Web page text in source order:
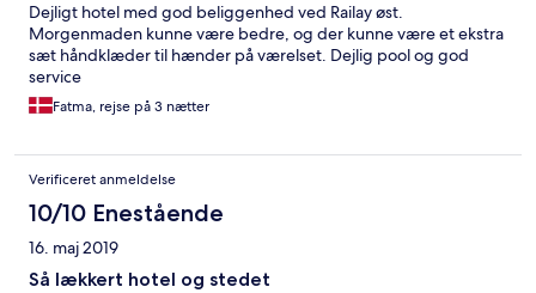
Dejligt hotel med god beliggenhed ved Railay øst.
Morgenmaden kunne være bedre, og der kunne være et ekstra
sæt håndklæder til hænder på værelset. Dejlig pool og god
service
Fatma, rejse på 3 nætter
Verificeret anmeldelse
10/10 Enestående
16. maj 2019
Så lækkert hotel og stedet